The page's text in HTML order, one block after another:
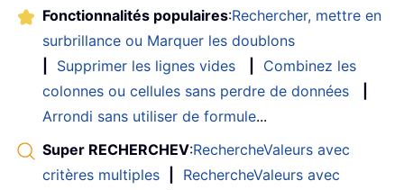
Fonctionnalités populaires:Rechercher, mettre en
surbrillance ou Marquer les doublons
Supprimer les lignes vides
Combinez les
colonnes ou cellules sans perdre de données
Arrondi sans utiliser de formule...
Super RECHERCHEV:RechercheValeurs avec
critères multiples
RechercheValeurs avec